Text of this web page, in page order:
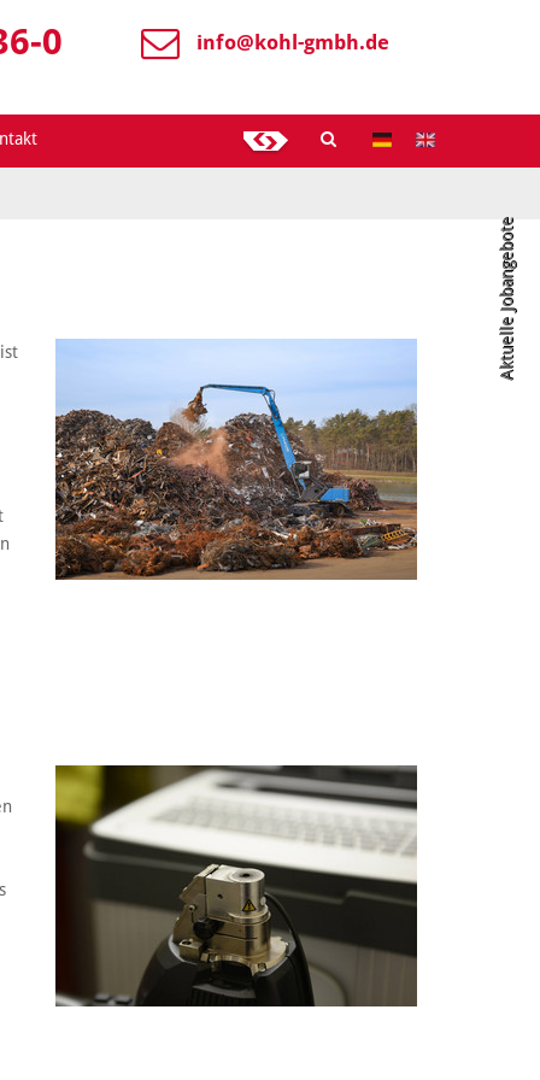
info@ kohl-gmbh.de
0
Aktuelle Jobangebote